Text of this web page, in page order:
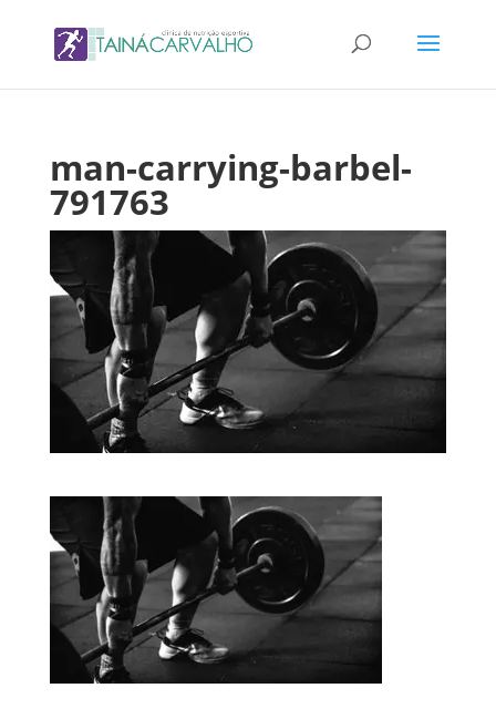
man-carrying-barbel-
791763